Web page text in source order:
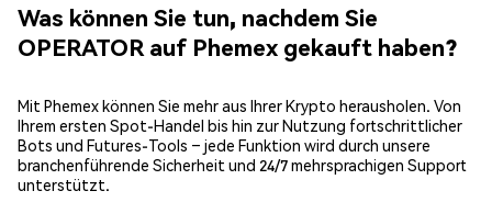
Was können Sie tun, nachdem Sie
OPERATOR auf Phemex gekauft haben?
Mit Phemex können Sie mehr aus Ihrer Krypto herausholen. Von
Ihrem ersten Spot-Handel bis hin zur Nutzung fortschrittlicher
Bots und Futures-Tools – jede Funktion wird durch unsere
branchenführende Sicherheit und 24/7 mehrsprachigen Support
unterstützt.